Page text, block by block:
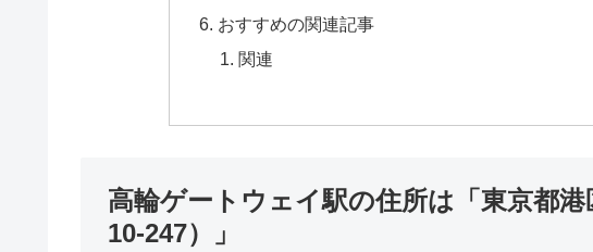
おすすめの関連記事
関連
高輪ゲートウェイ駅の住所は「東京都
10-247）」